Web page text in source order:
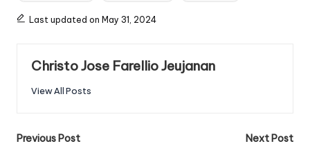
Last updated on May 31, 2024
Christo Jose Farellio Jeujanan
View All Posts
Post
Previous Post
Next Post